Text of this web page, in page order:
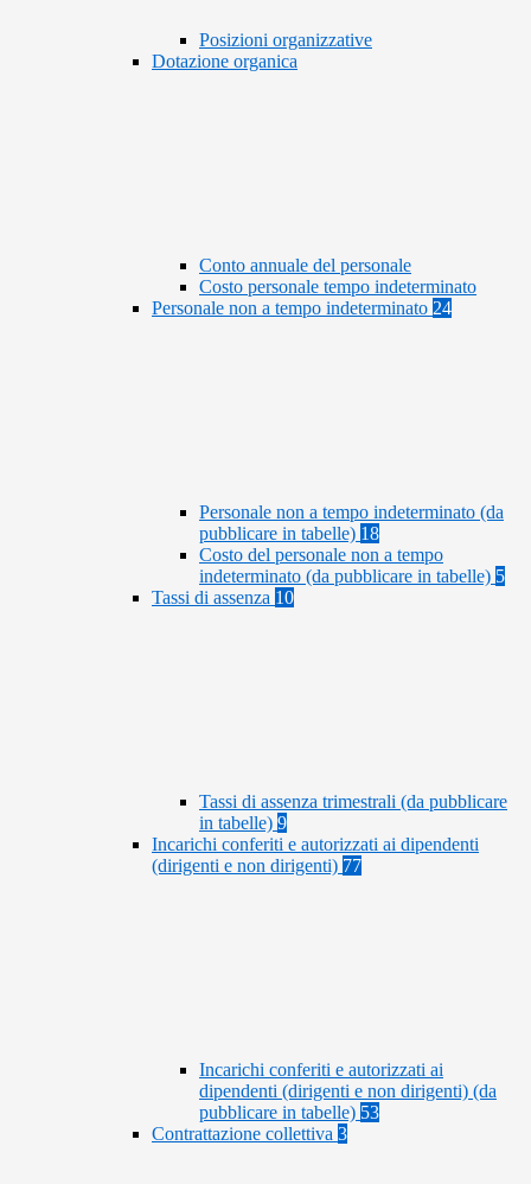
Posizioni organizzative
Dotazione organica
Conto annuale del personale
Costo personale tempo indeterminato
Personale non a tempo indeterminato 24
Personale non a tempo indeterminato (da
pubblicare in tabelle) 18
Costo del personale non a tempo
indeterminato (da pubblicare in tabelle) 5
Tassi di assenza 10
Tassi di assenza trimestrali (da pubblicare
in tabelle) 9
Incarichi conferiti e autorizzati ai dipendenti
(dirigenti e non dirigenti) 77
Incarichi conferiti e autorizzati ai
dipendenti (dirigenti e non dirigenti) (da
pubblicare in tabelle) 53
Contrattazione collettiva 3